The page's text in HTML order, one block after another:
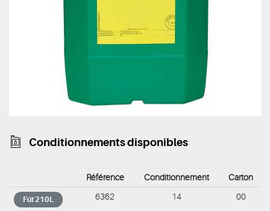
Conditionnements disponibles
Référence Conditionnement Carton
Fût 210L 6362 14 00